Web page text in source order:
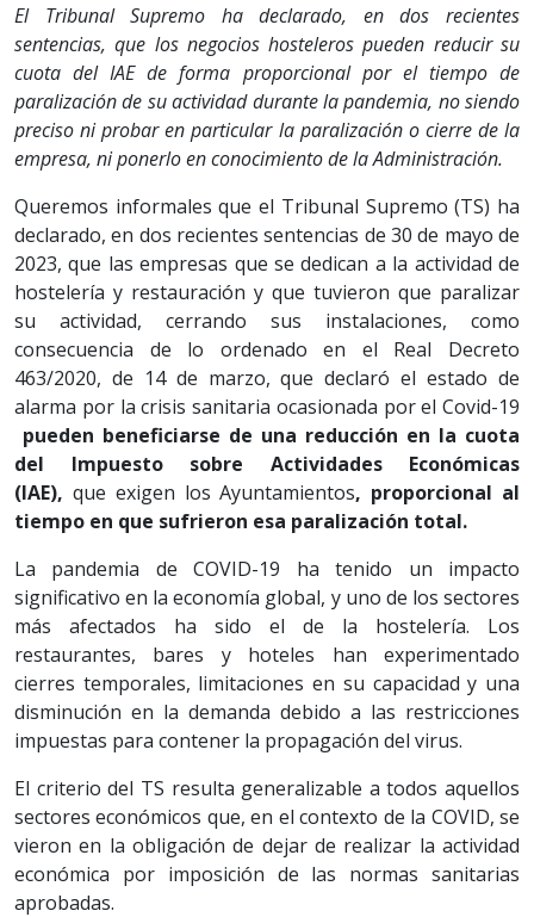
El Tribunal Supremo ha declarado, en dos recientes
sentencias, que los negocios hosteleros pueden reducir su
cuota del IAE de forma proporcional por el tiempo de
paralización de su actividad durante la pandemia, no siendo
preciso ni probar en particular la paralización o cierre de la
empresa, ni ponerlo en conocimiento de la Administración.
Queremos informales que el Tribunal Supremo (TS) ha
declarado, en dos recientes sentencias de 30 de mayo de
2023, que las empresas que se dedican a la actividad de
hostelería y restauración y que tuvieron que paralizar
su actividad, cerrando sus instalaciones, como
consecuencia de lo ordenado en el Real Decreto
463/2020, de 14 de marzo, que declaró el estado de
alarma por la crisis sanitaria ocasionada por el Covid-19
pueden beneficiarse de una reducción en la cuota
del Impuesto sobre Actividades Económicas
(IAE), que exigen los Ayuntamientos, proporcional al
tiempo en que sufrieron esa paralización total.
La pandemia de COVID-19 ha tenido un impacto
significativo en la economía global, y uno de los sectores
más afectados ha sido el de la hostelería. Los
restaurantes, bares y hoteles han experimentado
cierres temporales, limitaciones en su capacidad y una
disminución en la demanda debido a las restricciones
impuestas para contener la propagación del virus.
El criterio del TS resulta generalizable a todos aquellos
sectores económicos que, en el contexto de la COVID, se
vieron en la obligación de dejar de realizar la actividad
económica por imposición de las normas sanitarias
aprobadas.